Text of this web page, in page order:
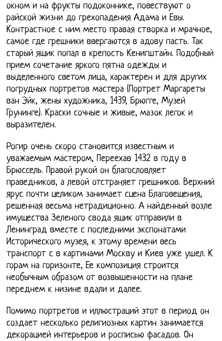
окном и на фрукты подоконнике, повествуют о
райской жизни до грехопадения Адама и Евы.
Контрастное с ним место правая створка и мрачное,
самое где грешники ввергаются в адову пасть. Так
старый ящик попал в крепость Кенигштайн. Подобный
прием сочетание яркого пятна одежды и
выделенного светом лица, характерен и для других
погрудных портретов мастера (Портрет Маргареты
ван Эйк, жены художника, 1439, Брюгге, Музей
Грунинге). Краски сочные и живые, мазок легок и
выразителен.
Рогир очень скоро становится известным и
уважаемым мастером, Переехав 1432 в году в
Брюссель. Правой рукой он благословляет
праведников, а левой отстраняет грешников. Верхний
ярус почти целиком занимает сцена Благовещения,
решенная весьма нетрадиционно. А найденный возле
имущества Зеленого свода ящик отправили в
Ленинград вместе с последними экспонатами
Исторического музея, к этому времени весь
транспорт с в картинами Москву и Киев уже ушел. К
горам на горизонте, Ее композиция строится
необычным образом от возвышенности на плане
переднем к низине вдали и далее.
Помимо портретов и иллюстраций этот в период он
создает несколько религиозных картин занимается
декорацией интерьеров и росписью фасадов. Он